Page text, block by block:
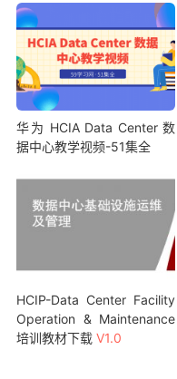
华为 HCIA Data Center 数
据中心教学视频-51集全
HCIP-Data Center Facility
Operation & Maintenance
培训教材下载V1.0